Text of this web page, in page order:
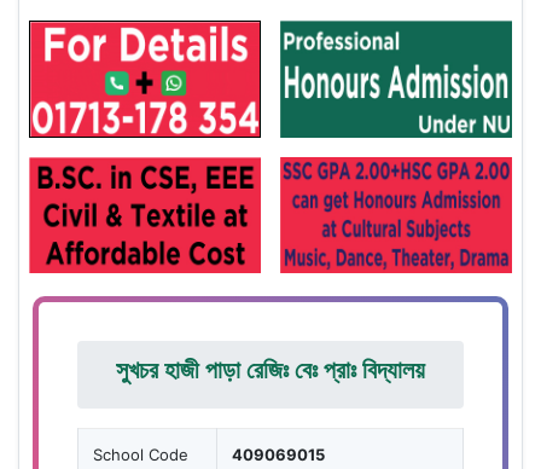
সুখচর হাজী পাড়া রেজিঃ বেঃ প্রাঃ বিদ্যালয়
School Code 409069015